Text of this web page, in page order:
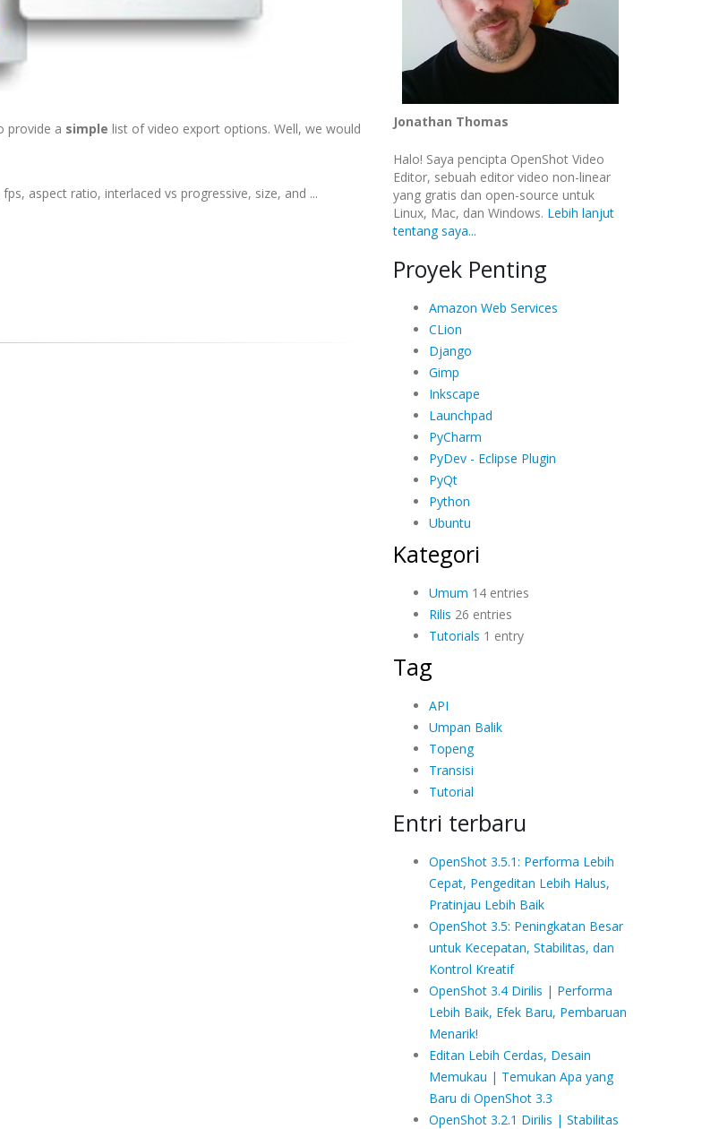
provide a simple list of video export options. Well, we would
aspect ratio, interlaced vs progressive, size, and ...
Jonathan Thomas
Halo! Saya pencipta OpenShot Video
Editor, sebuah editor video non-linear
yang gratis dan open-source untuk
Linux, Mac, dan Windows. Lebih lanjut
tentang saya...
Proyek Penting
Amazon Web Services
CLion
Django
Gimp
Inkscape
Launchpad
PyCharm
PyDev - Eclipse Plugin
PyQt
Python
Ubuntu
Kategori
Umum 14 entries
Rilis 26 entries
Tutorials 1 entry
Tag
API
Umpan Balik
Topeng
Transisi
Tutorial
Entri terbaru
OpenShot 3.5.1: Performa Lebih
Cepat, Pengeditan Lebih Halus,
Pratinjau Lebih Baik
OpenShot 3.5: Peningkatan Besar
untuk Kecepatan, Stabilitas, dan
Kontrol Kreatif
OpenShot 3.4 Dirilis | Performa
Lebih Baik, Efek Baru, Pembaruan
Menarik!
Editan Lebih Cerdas, Desain
Memukau | Temukan Apa yang
Baru di OpenShot 3.3
OpenShot 3.2.1 Dirilis | Stabilitas